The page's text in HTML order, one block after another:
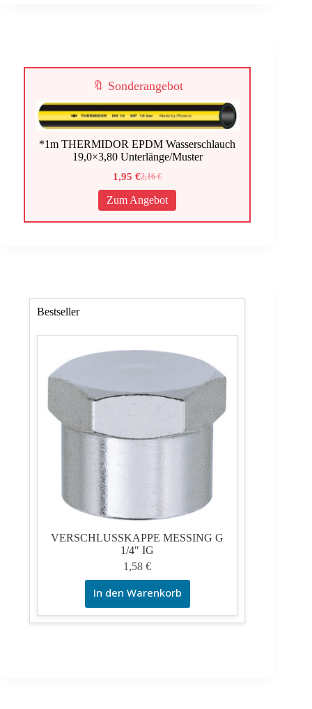
🔖 Sonderangebot
*1m THERMIDOR EPDM Wasserschlauch
19,0×3,80 Unterlänge/Muster
2,16€
Ursprünglicher
Preis
war:
2,16 €
1,95€
Aktueller
Preis
ist:
1,95 €.
Zum Angebot
Bestseller
VERSCHLUSSKAPPE MESSING G
1/4″ IG
1,58€
In den Warenkorb